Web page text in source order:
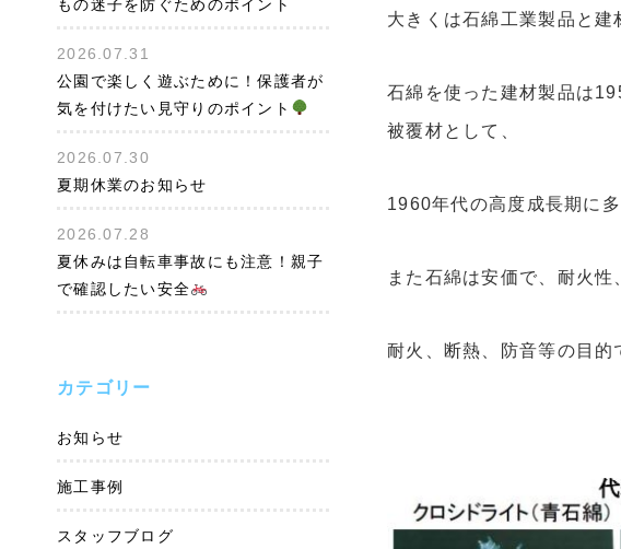
もの迷子を防ぐためのポイント
2026.07.31
公園で楽しく遊ぶために！保護者が
気を付けたい見守りのポイント
2026.07.30
夏期休業のお知らせ
2026.07.28
夏休みは自転車事故にも注意！親子
で確認したい安全
カテゴリー
お知らせ
施工事例
スタッフブログ
大きくは石綿工業製品と建
石綿を使った建材製品は
被覆材として、
1960年代の高度成長期に
また石綿は安価で、耐火
耐火、断熱、防音等の目的